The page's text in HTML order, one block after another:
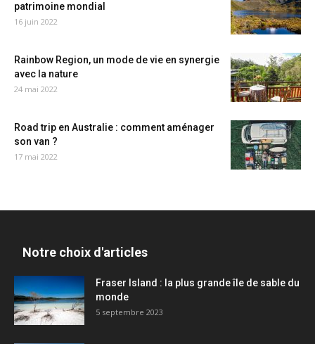
patrimoine mondial
16 juin 2022
Rainbow Region, un mode de vie en synergie
avec la nature
24 mai 2022
Road trip en Australie : comment aménager
son van ?
17 mai 2022
Notre choix d'articles
Fraser Island : la plus grande île de sable du
monde
5 septembre 2023